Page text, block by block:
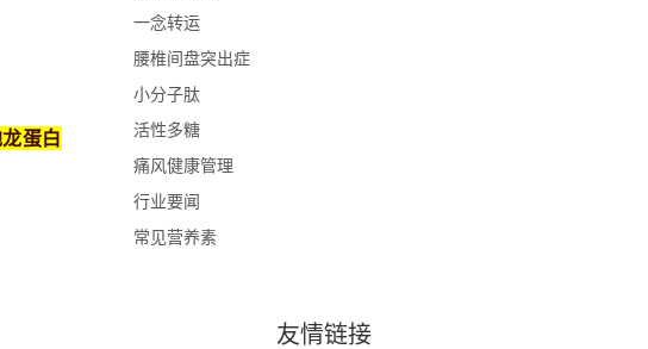
蛋白
一念转运
腰椎间盘突出症
小分子肽
活性多糖
痛风健康管理
行业要闻
常见营养素
友情链接